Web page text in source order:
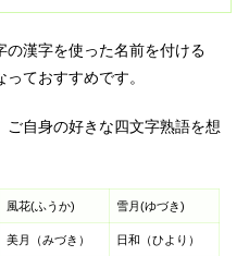
の漢字を使った名前を付ける
ておすすめです。
ご自身の好きな四文字熟語を想
風花(ふうか) 雪月(ゆづき)
美月（みづき） 日和（ひより）